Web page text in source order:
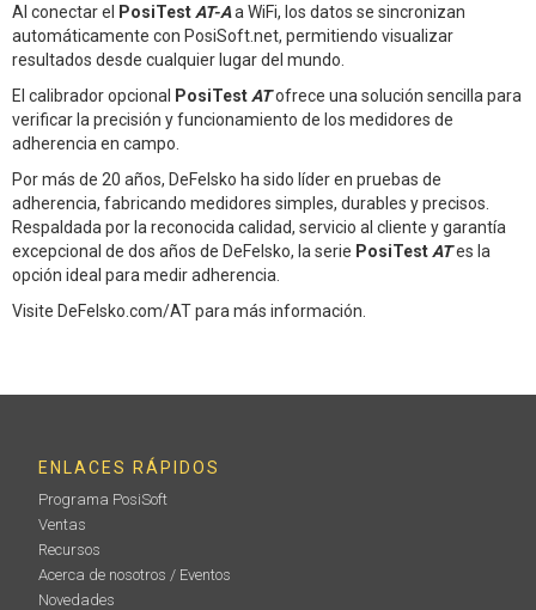
Al conectar el PosiTest AT-Aa WiFi, los datos se sincronizan
automáticamente con PosiSoft.net, permitiendo visualizar
resultados desde cualquier lugar del mundo.
El calibrador opcional PosiTest ATofrece una solución sencilla para
verificar la precisión y funcionamiento de los medidores de
adherencia en campo.
Por más de 20 años, DeFelsko ha sido líder en pruebas de
adherencia, fabricando medidores simples, durables y precisos.
Respaldada por la reconocida calidad, servicio al cliente y garantía
excepcional de dos años de DeFelsko, la serie PosiTest ATes la
opción ideal para medir adherencia.
Visite DeFelsko.com/AT para más información.
ENLACES RÁPIDOS
Programa PosiSoft
Ventas
Recursos
Acerca de nosotros / Eventos
Novedades